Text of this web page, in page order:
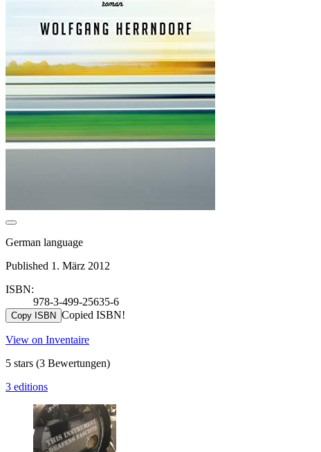
German language
Published 1. März 2012
ISBN:
978-3-499-25635-6
Copy ISBN Copied ISBN!
View on Inventaire
5 stars (3 Bewertungen)
3 editions